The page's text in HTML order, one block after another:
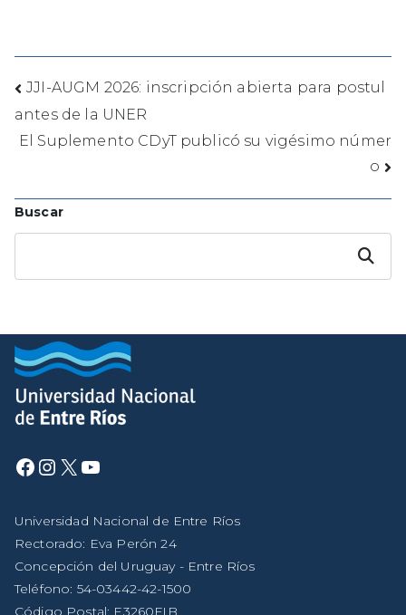
JJI-AUGM 2026: inscripción abierta para postul
antes de la UNER
El Suplemento CDyT publicó su vigésimo númer
o
Buscar
Buscar
Universidad Nacional de Entre Ríos
Rectorado: Eva Perón 24
Concepción del Uruguay - Entre Ríos
Teléfono: 54-03442-42-1500
Código Postal: E3260FIB